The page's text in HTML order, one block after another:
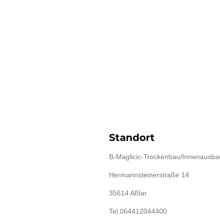
Standort
B-Maglicic-Trockenbau/
Hermannsteinerstraße 14
35614 Aßlar
Tel.064412044400